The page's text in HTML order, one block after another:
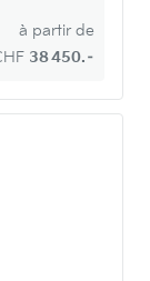
à partir de
38 450.–